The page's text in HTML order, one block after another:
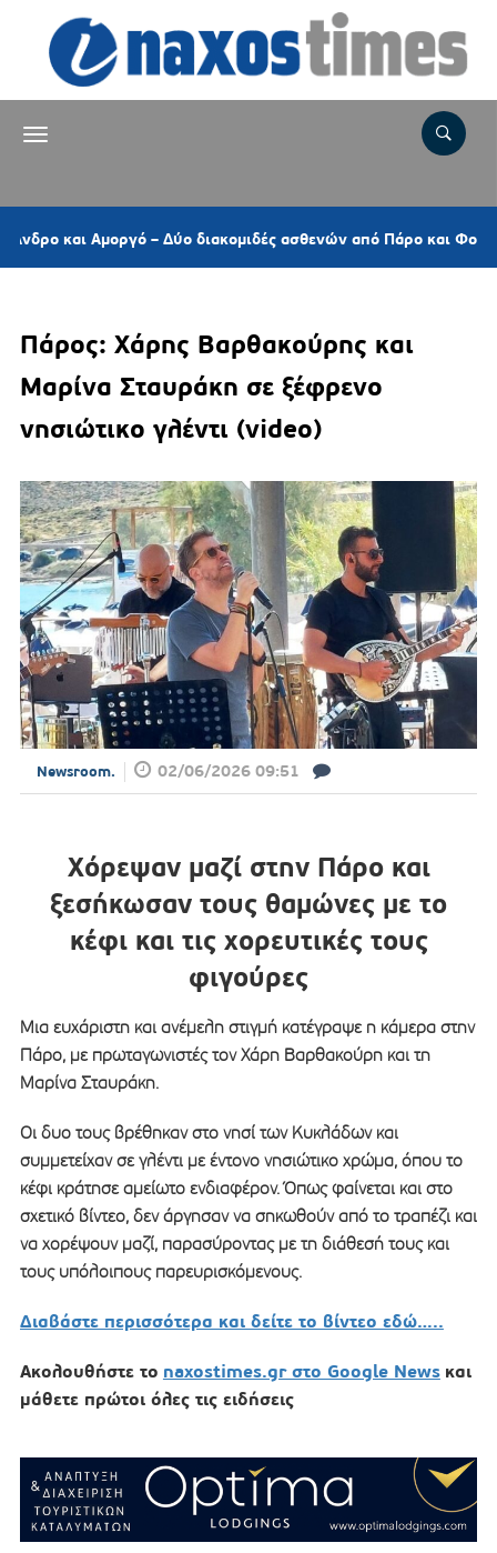
Αμοργό – Δύο διακομιδές ασθενών από Πάρο και Φολέγανδρο
Πάρος: Χάρης Βαρθακούρης και
Μαρίνα Σταυράκη σε ξέφρενο
νησιώτικο γλέντι (video)
Newsroom. 02/06/2026 09:51
Χόρεψαν μαζί στην Πάρο και
ξεσήκωσαν τους θαμώνες με το
κέφι και τις χορευτικές τους
φιγούρες
Μια ευχάριστη και ανέμελη στιγμή κατέγραψε η κάμερα στην
Πάρο, με πρωταγωνιστές τον Χάρη Βαρθακούρη και τη
Μαρίνα Σταυράκη.
Οι δυο τους βρέθηκαν στο νησί των Κυκλάδων και
συμμετείχαν σε γλέντι με έντονο νησιώτικο χρώμα, όπου το
κέφι κράτησε αμείωτο ενδιαφέρον. Όπως φαίνεται και στο
σχετικό βίντεο, δεν άργησαν να σηκωθούν από το τραπέζι και
να χορέψουν μαζί, παρασύροντας με τη διάθεσή τους και
τους υπόλοιπους παρευρισκόμενους.
Διαβάστε περισσότερα και δείτε το βίντεο εδώ…..
Ακολουθήστε το naxostimes.gr στο Google News και
μάθετε πρώτοι όλες τις ειδήσεις